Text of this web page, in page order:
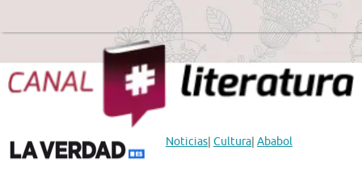
Noticias| Cultura| Ababol